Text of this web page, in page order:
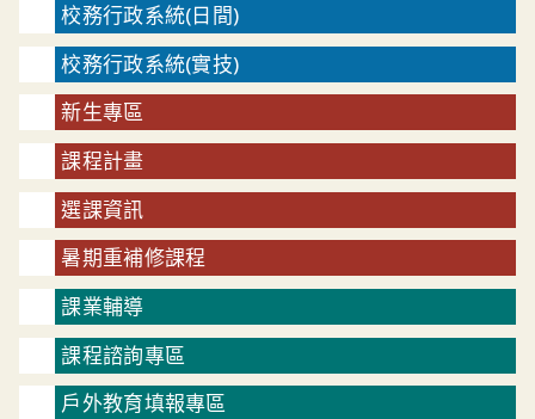
校務行政系統(日間)
校務行政系統(實技)
新生專區
課程計畫
選課資訊
暑期重補修課程
課業輔導
課程諮詢專區
戶外教育填報專區